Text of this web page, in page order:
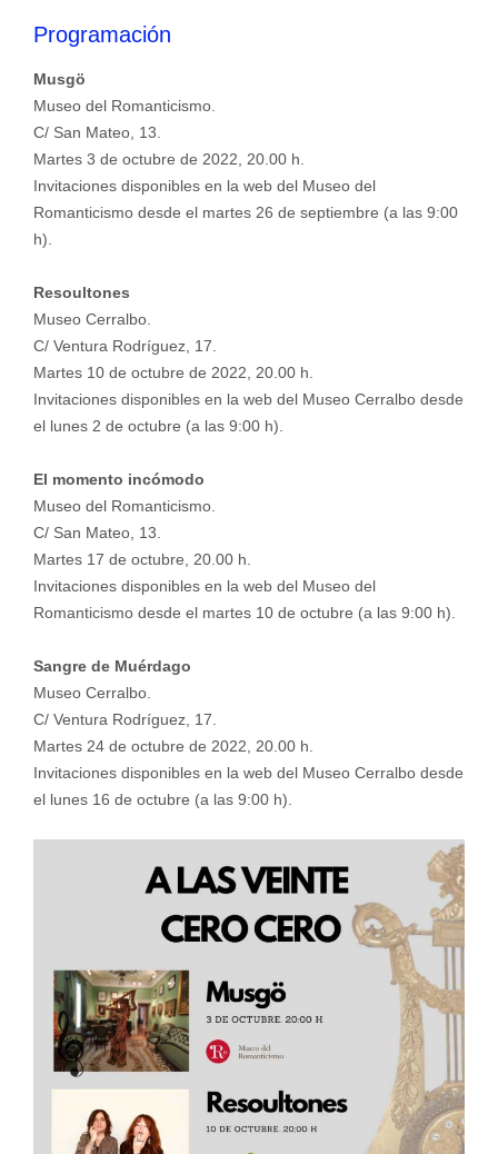
Programación
Musgö
Museo del Romanticismo.
C/ San Mateo, 13.
Martes 3 de octubre de 2022, 20.00 h.
Invitaciones disponibles en la web del Museo del
Romanticismo desde el martes 26 de septiembre (a las 9:00
h).
Resoultones
Museo Cerralbo.
C/ Ventura Rodríguez, 17.
Martes 10 de octubre de 2022, 20.00 h.
Invitaciones disponibles en la web del Museo Cerralbo desde
el lunes 2 de octubre (a las 9:00 h).
El momento incómodo
Museo del Romanticismo.
C/ San Mateo, 13.
Martes 17 de octubre, 20.00 h.
Invitaciones disponibles en la web del Museo del
Romanticismo desde el martes 10 de octubre (a las 9:00 h).
Sangre de Muérdago
Museo Cerralbo.
C/ Ventura Rodríguez, 17.
Martes 24 de octubre de 2022, 20.00 h.
Invitaciones disponibles en la web del Museo Cerralbo desde
el lunes 16 de octubre (a las 9:00 h).